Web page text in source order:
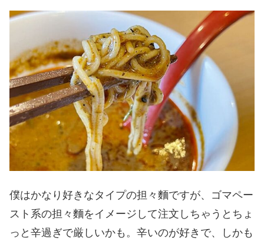
僕はかなり好きなタイプの担々麵ですが、ゴマペー
スト系の担々麵をイメージして注文しちゃうとちょ
っと辛過ぎで厳しいかも。辛いのが好きで、しかも